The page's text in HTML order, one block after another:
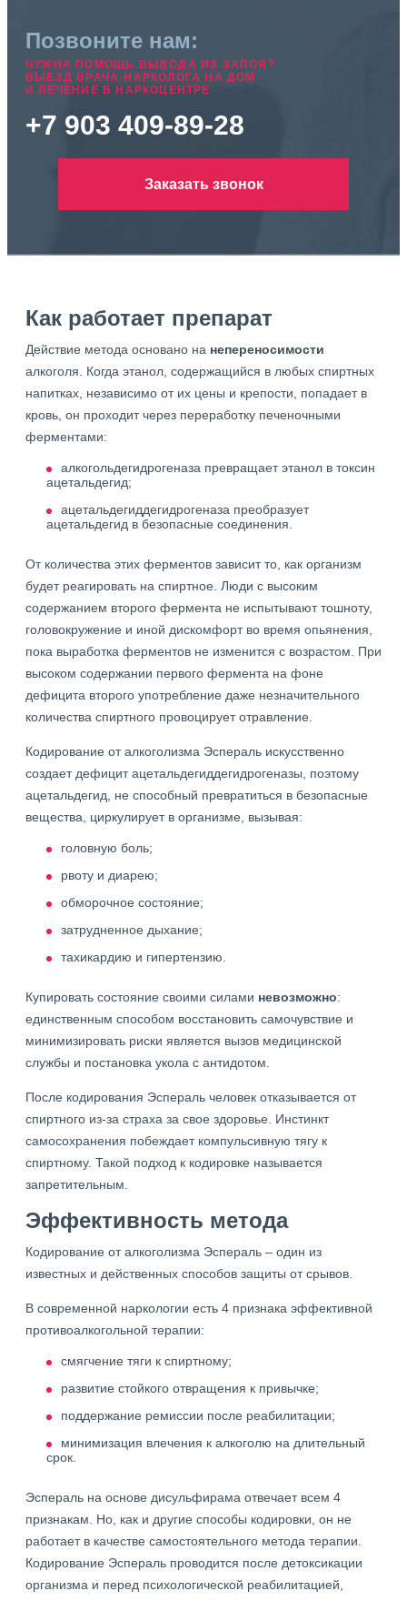
Позвоните нам:
НУЖНА ПОМОЩЬ ВЫВОДА ИЗ ЗАПОЯ?
ВЫЕЗД ВРАЧА-НАРКОЛОГА НА ДОМ
И ЛЕЧЕНИЕ В НАРКОЦЕНТРЕ
+7 903 409-89-28
Заказать звонок
Как работает препарат
Действие метода основано на непереносимости
алкоголя. Когда этанол, содержащийся в любых спиртных
напитках, независимо от их цены и крепости, попадает в
кровь, он проходит через переработку печеночными
ферментами:
алкогольдегидрогеназа превращает этанол в токсин
ацетальдегид;
ацетальдегиддегидрогеназа преобразует
ацетальдегид в безопасные соединения.
От количества этих ферментов зависит то, как организм
будет реагировать на спиртное. Люди с высоким
содержанием второго фермента не испытывают тошноту,
головокружение и иной дискомфорт во время опьянения,
пока выработка ферментов не изменится с возрастом. При
высоком содержании первого фермента на фоне
дефицита второго употребление даже незначительного
количества спиртного провоцирует отравление.
Кодирование от алкоголизма Эспераль искусственно
создает дефицит ацетальдегиддегидрогеназы, поэтому
ацетальдегид, не способный превратиться в безопасные
вещества, циркулирует в организме, вызывая:
головную боль;
рвоту и диарею;
обморочное состояние;
затрудненное дыхание;
тахикардию и гипертензию.
Купировать состояние своими силами невозможно:
единственным способом восстановить самочувствие и
минимизировать риски является вызов медицинской
службы и постановка укола с антидотом.
После кодирования Эспераль человек отказывается от
спиртного из-за страха за свое здоровье. Инстинкт
самосохранения побеждает компульсивную тягу к
спиртному. Такой подход к кодировке называется
запретительным.
Эффективность метода
Кодирование от алкоголизма Эспераль – один из
известных и действенных способов защиты от срывов.
В современной наркологии есть 4 признака эффективной
противоалкогольной терапии:
смягчение тяги к спиртному;
развитие стойкого отвращения к привычке;
поддержание ремиссии после реабилитации;
минимизация влечения к алкоголю на длительный
срок.
Эспераль на основе дисульфирама отвечает всем 4
признакам. Но, как и другие способы кодировки, он не
работает в качестве самостоятельного метода терапии.
Кодирование Эспераль проводится после детоксикации
организма и перед психологической реабилитацией,